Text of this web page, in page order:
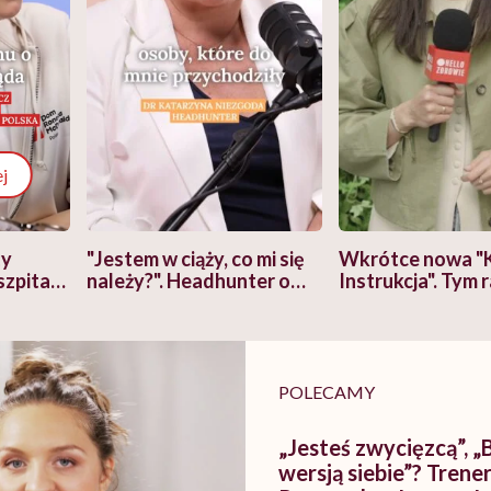
"Jestem w ciąży, co mi się
należy?". Headhunter o
pracy
Wkrótce nowa
Instrukcja". Tym
POLECAMY
„Jesteś zwycięzcą”,
wersją siebie”?